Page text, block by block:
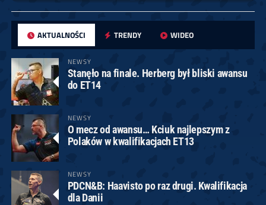
AKTUALNOŚCI TRENDY WIDEO
NEWSY
Stanęło na finale. Herberg był bliski awansu
do ET14
NEWSY
O mecz od awansu… Kciuk najlepszym z
Polaków w kwalifikacjach ET13
NEWSY
PDCN&B: Haavisto po raz drugi. Kwalifikacja
dla Danii